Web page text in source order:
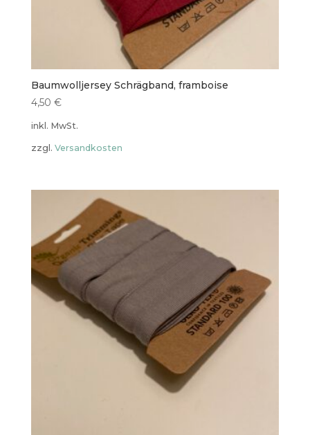
Baumwolljersey Schrägband, framboise
4,50 €
inkl. MwSt.
zzgl. Versandkosten